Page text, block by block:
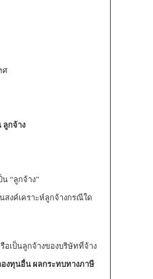
ศ
ลูกจ้าง
“ลูกจ้าง”
สงค์เคราะห์ลูกจ้างกรณีใด
อเป็นลูกจ้างของบริษัทที่จ้าง
องทุนอื่น ผลกระทบทางภาษี